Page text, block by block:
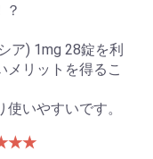
？
ア) 1mg 28錠を利
メリットを得るこ
いやすいです。